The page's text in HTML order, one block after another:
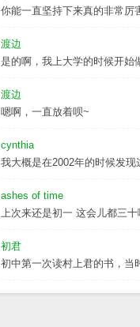
你能一直坚持下来真的非常厉
渡边
是的啊，我上大学的时候开始
渡边
嗯啊，一直放着呗~
cynthia
我大概是在2002年的时候发现
ashes of time
上次来还是初一 这会儿都三
初君
初中第一次读村上君的书，当